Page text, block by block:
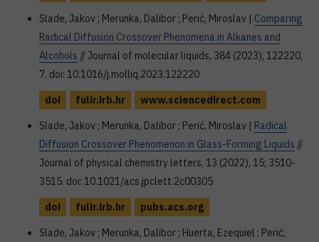
Slade, Jakov ; Merunka, Dalibor ; Perić, Miroslav | Comparing
Radical Diffusion Crossover Phenomena in Alkanes and
Alcohols // Journal of molecular liquids, 384 (2023), 122220,
7. doi: 10.1016/j.molliq.2023.122220
doi
fulir.irb.hr
www.sciencedirect.com
Slade, Jakov ; Merunka, Dalibor ; Perić, Miroslav | Radical
Diffusion Crossover Phenomenon in Glass-Forming Liquids //
Journal of physical chemistry letters, 13 (2022), 15; 3510-
3515. doi: 10.1021/acs.jpclett.2c00305
doi
fulir.irb.hr
pubs.acs.org
Slade, Jakov ; Merunka, Dalibor ; Huerta, Ezequiel ; Perić,